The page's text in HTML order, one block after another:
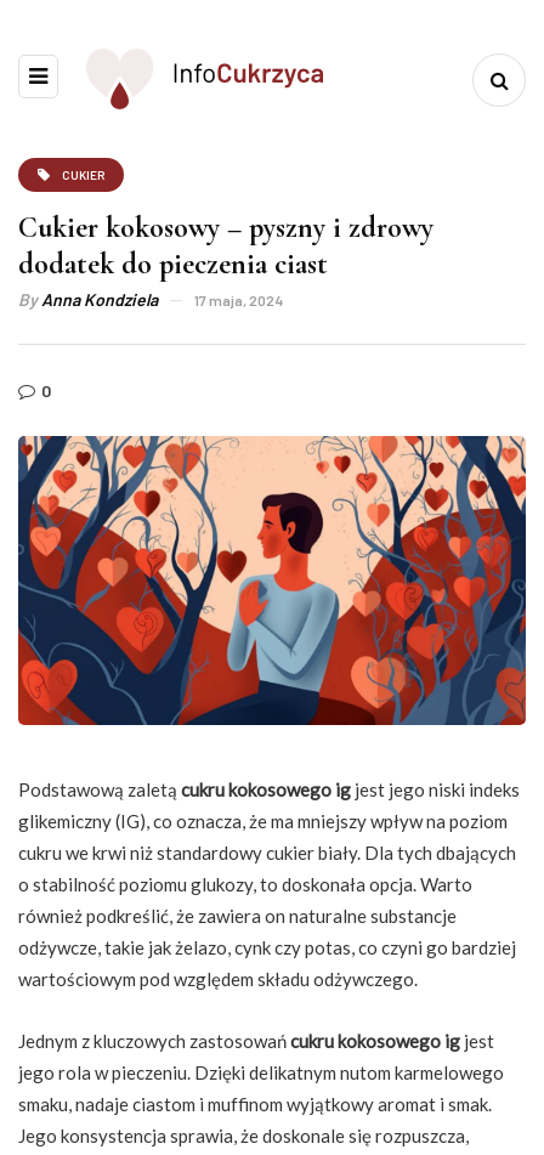
CUKIER
Cukier kokosowy – pyszny i zdrowy
dodatek do pieczenia ciast
ByAnna Kondziela 17 maja, 2024
0
Podstawową zaletą cukru kokosowego ig jest jego niski indeks
glikemiczny (IG), co oznacza, że ma mniejszy wpływ na poziom
cukru we krwi niż standardowy cukier biały. Dla tych dbających
o stabilność poziomu glukozy, to doskonała opcja. Warto
również podkreślić, że zawiera on naturalne substancje
odżywcze, takie jak żelazo, cynk czy potas, co czyni go bardziej
wartościowym pod względem składu odżywczego.
Jednym z kluczowych zastosowańcukru kokosowego ig jest
jego rola w pieczeniu. Dzięki delikatnym nutom karmelowego
smaku, nadaje ciastom i muffinom wyjątkowy aromat i smak.
Jego konsystencja sprawia, że doskonale się rozpuszcza,